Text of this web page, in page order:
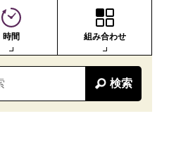
時間 組み合わせ
検索